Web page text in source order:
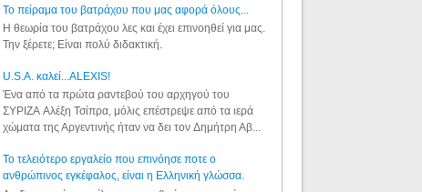
Το πείραμα του βατράχου που μας αφορά όλους...
Η θεωρία του βατράχου λες και έχει επινοηθεί για μας.
Την ξέρετε; Είναι πολύ διδακτική.
U.S.A. καλεί...ALEXIS!
Ένα από τα πρώτα ραντεβού του αρχηγού του
ΣΥΡΙΖΑ Αλέξη Τσίπρα, μόλις επέστρεψε από τα ιερά
χώματα της Αργεντινής ήταν να δει τον Δημήτρη Αβ...
Το τελειότερο εργαλείο που επινόησε ποτε ο
ανθρώπινος εγκέφαλος, είναι η Ελληνική γλώσσα.